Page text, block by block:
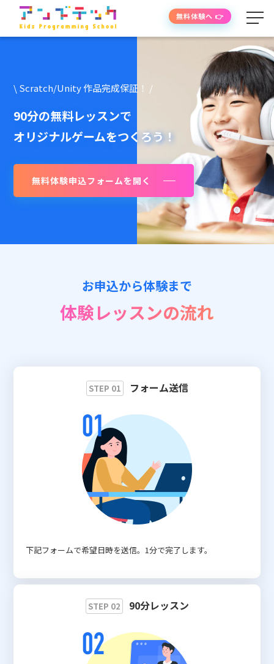
授業の流れ
先生紹介
授業時間・料金
📖 資料請求
👉 無料体験お申込
無料体験へ 👉
\ Scratch/Unity 作品完成保証！ /
90分の無料レッスンで
オリジナルゲームをつくろう！
無料体験申込フォームを開く
お申込から体験まで
体験レッスンの流れ
STEP 01 フォーム送信
下記フォームで希望日時を送信。1分で完了します。
STEP 02 90分レッスン